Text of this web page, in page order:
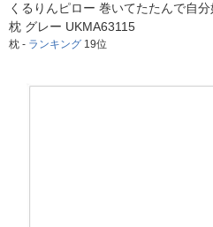
くるりんピロー 巻いてたたんで自
枕 グレー UKMA63115
枕 - ランキング 19位